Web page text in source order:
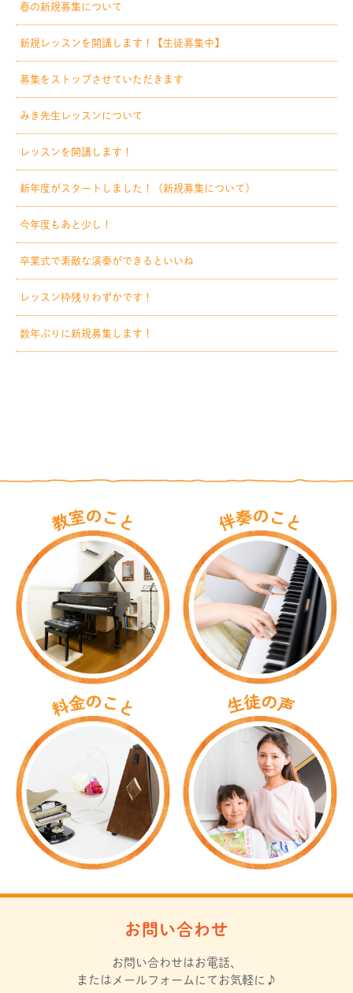
春の新規募集について
新規レッスンを開講します！【生徒募集中】
募集をストップさせていただきます
みき先生レッスンについて
レッスンを開講します！
新年度がスタートしました！（新規募集について）
今年度もあと少し！
卒業式で素敵な演奏ができるといいね
レッスン枠残りわずかです！
数年ぶりに新規募集します！
お問い合わせ
お問い合わせはお電話、
またはメールフォームにてお気軽に♪